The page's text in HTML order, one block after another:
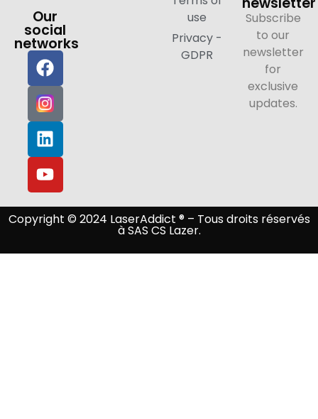
Our
social
networks
use
Privacy -
GDPR
Subscribe
to our
newsletter
for
exclusive
updates.
Copyright © 2024 LaserAddict ® – Tous droits réservés
à SAS CS Lazer.